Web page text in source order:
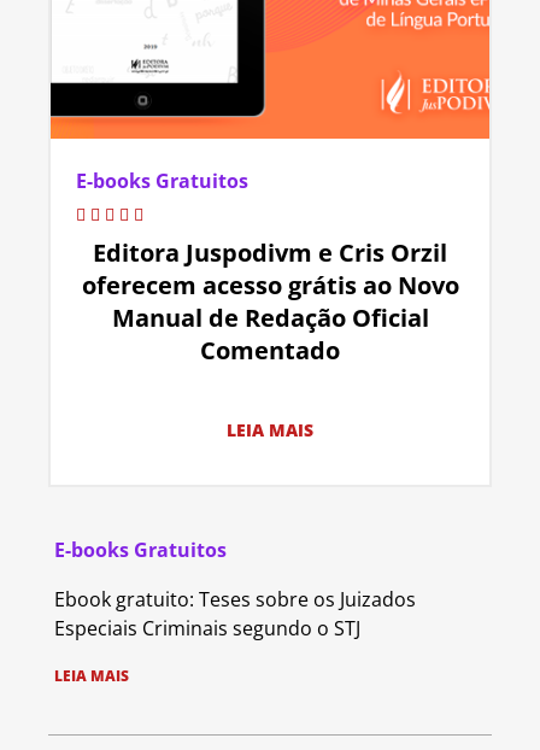
E-books Gratuitos
Editora Juspodivm e Cris Orzil
oferecem acesso grátis ao Novo
Manual de Redação Oficial
Comentado
LEIA MAIS
E-books Gratuitos
Ebook gratuito: Teses sobre os Juizados
Especiais Criminais segundo o STJ
LEIA MAIS